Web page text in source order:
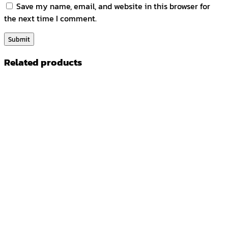
Save my name, email, and website in this browser for
the next time I comment.
Related products